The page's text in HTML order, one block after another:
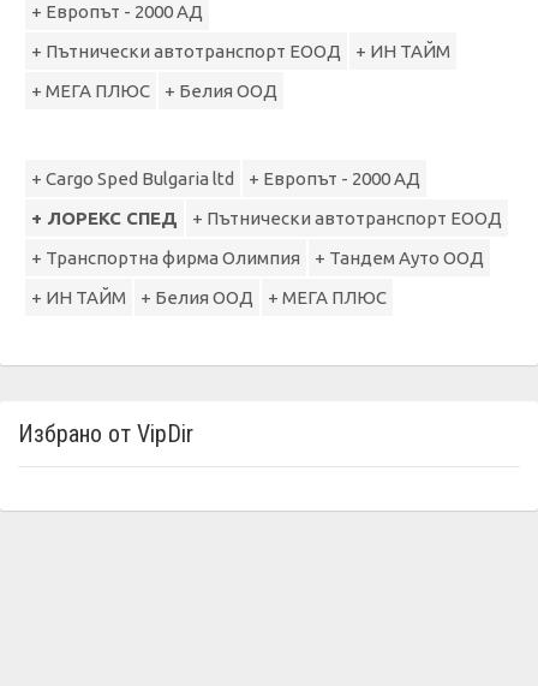
+ Европът - 2000 АД
+ Пътнически автотранспорт ЕООД
+ ИН ТАЙМ
+ МЕГА ПЛЮС
+ Белия ООД
+ Cargo Sped Bulgaria ltd
+ Европът - 2000 АД
+ ЛОРЕКС СПЕД
+ Пътнически автотранспорт ЕООД
+ Транспортна фирма Олимпия
+ Тандем Ауто ООД
+ ИН ТАЙМ
+ Белия ООД + МЕГА ПЛЮС
Избрано от VipDir